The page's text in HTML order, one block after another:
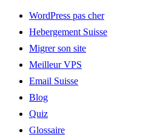
WordPress pas cher
Hebergement Suisse
Migrer son site
Meilleur VPS
Email Suisse
Blog
Quiz
Glossaire